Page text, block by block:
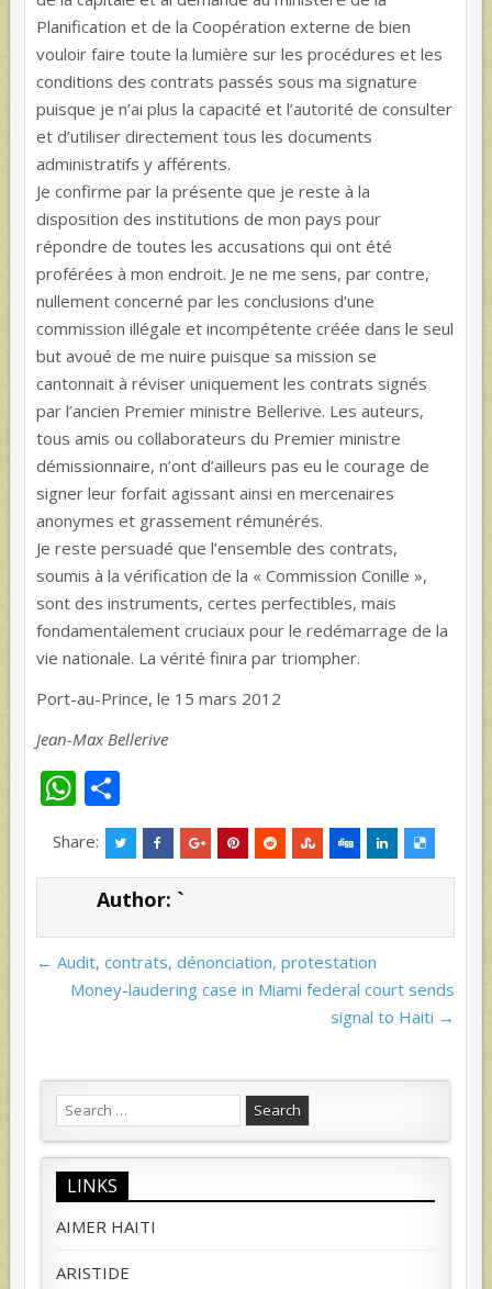
Planification et de la Coopération externe de bien
vouloir faire toute la lumière sur les procédures et les
conditions des contrats passés sous ma signature
puisque je n’ai plus la capacité et l’autorité de consulter
et d’utiliser directement tous les documents
administratifs y afférents.
Je confirme par la présente que je reste à la
disposition des institutions de mon pays pour
répondre de toutes les accusations qui ont été
proférées à mon endroit. Je ne me sens, par contre,
nullement concerné par les conclusions d’une
commission illégale et incompétente créée dans le seul
but avoué de me nuire puisque sa mission se
cantonnait à réviser uniquement les contrats signés
par l’ancien Premier ministre Bellerive. Les auteurs,
tous amis ou collaborateurs du Premier ministre
démissionnaire, n’ont d’ailleurs pas eu le courage de
signer leur forfait agissant ainsi en mercenaires
anonymes et grassement rémunérés.
Je reste persuadé que l’ensemble des contrats,
soumis à la vérification de la « Commission Conille »,
sont des instruments, certes perfectibles, mais
fondamentalement cruciaux pour le redémarrage de la
vie nationale. La vérité finira par triompher.
Port-au-Prince, le 15 mars 2012
Jean-Max Bellerive
W
at
s
A
p
p
h
ar
e
Share:
Author: `
Post
navigation
← Audit, contrats, dénonciation, protestation
Money-laudering case in Miami federal court sends
signal to Haiti →
Search
for:
LINKS
AIMER HAITI
ARISTIDE